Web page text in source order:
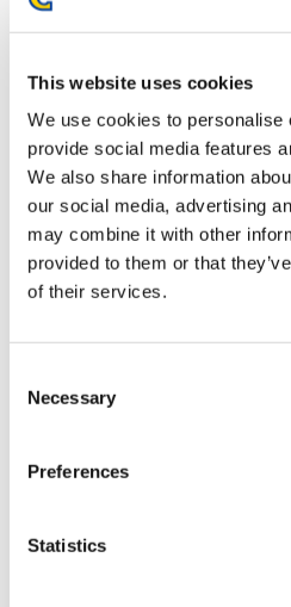
This website uses cookies
We use cookies to personalise
provide social media features
We also share information
our social media, advertising
may combine it with other
provided to them or that
of their services.
Selection
Necessary
Preferences
Statistics
お届け開始日： 2026/03/
ストリートファイター6 バッテ